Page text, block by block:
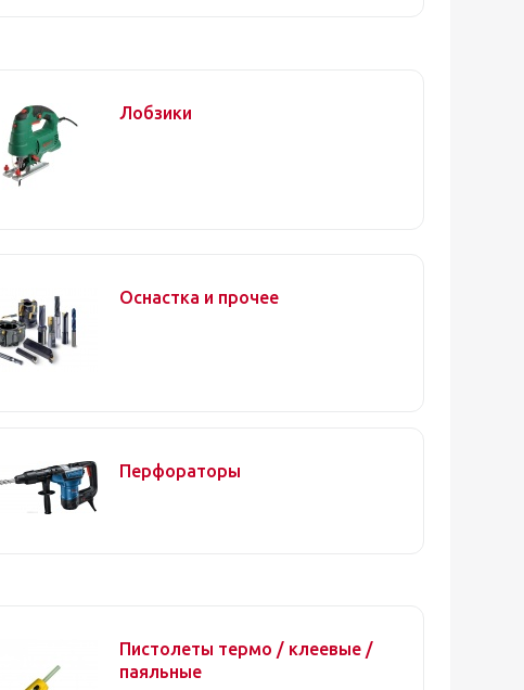
Лобзики
Оснастка и прочее
Перфораторы
Пистолеты термо / клеевые /
паяльные